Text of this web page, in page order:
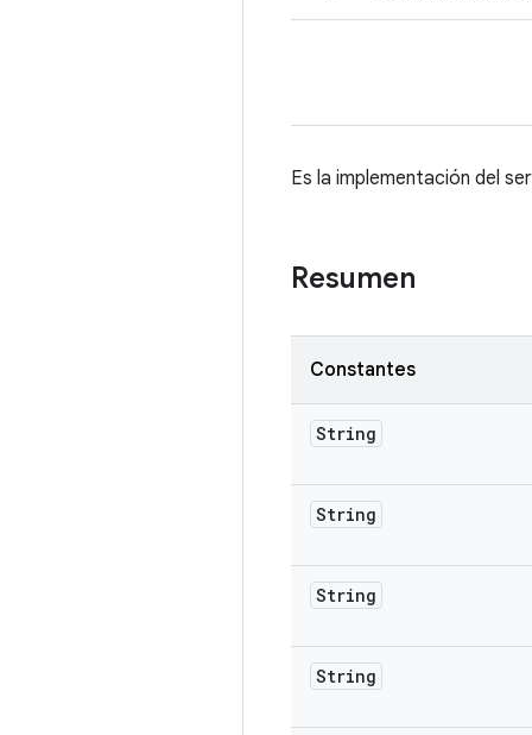
Es la implementación del
Resumen
Constantes
String
String
String
String